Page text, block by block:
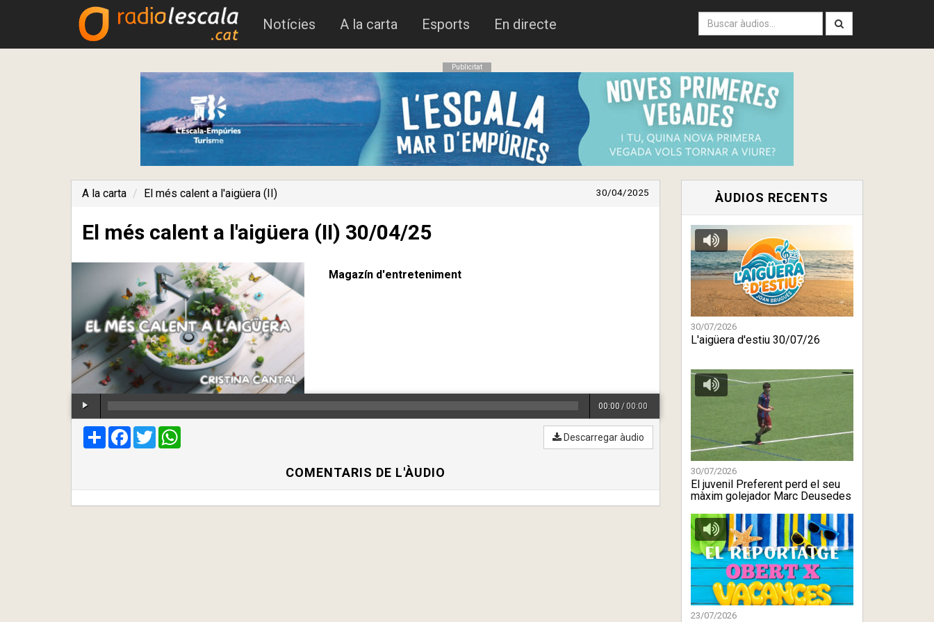
Notícies A la carta Esports En directe
Publicitat
A la carta El més calent a l'aigüera (II) 30/04/2025
El més calent a l'aigüera (II) 30/04/25
Magazín d'entreteniment
00:00 / 00:00
CompartirFacebook
Twitter Descarregar àudio
COMENTARIS DE L'ÀUDIO
ÀUDIOS RECENTS
30/07/2026
L'aigüera d'estiu 30/07/26
30/07/2026
El juvenil Preferent perd el seu
màxim golejador Marc Deusedes
23/07/2026